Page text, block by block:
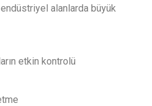
alanlarda büyük
etkin kontrolü